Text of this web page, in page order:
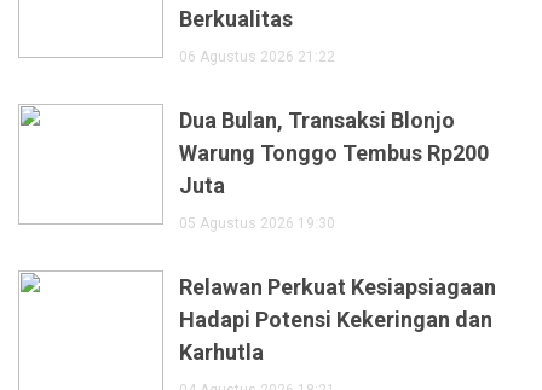
Berkualitas
06 Agustus 2026 21:22
Dua Bulan, Transaksi Blonjo
Warung Tonggo Tembus Rp200
Juta
05 Agustus 2026 19:30
Relawan Perkuat Kesiapsiagaan
Hadapi Potensi Kekeringan dan
Karhutla